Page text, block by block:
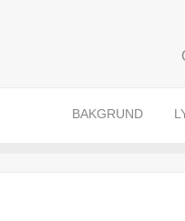
BAKGRUND